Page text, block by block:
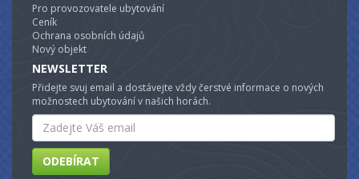
Pro provozovatele ubytování
Ceník
Ochrana osobních údajů
Nový objekt
NEWSLETTER
Přidejte svuj email a dostávejte vždy čerstvé informace o nových
možnostech ubytování v našich horách.
Email
ODEBÍRAT